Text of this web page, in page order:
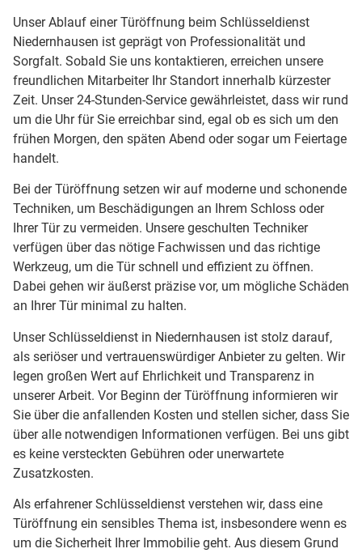
Unser Ablauf einer Türöffnung beim Schlüsseldienst
Niedernhausen ist geprägt von Professionalität und
Sorgfalt. Sobald Sie uns kontaktieren, erreichen unsere
freundlichen Mitarbeiter Ihr Standort innerhalb kürzester
Zeit. Unser 24-Stunden-Service gewährleistet, dass wir rund
um die Uhr für Sie erreichbar sind, egal ob es sich um den
frühen Morgen, den späten Abend oder sogar um Feiertage
handelt.
Bei der Türöffnung setzen wir auf moderne und schonende
Techniken, um Beschädigungen an Ihrem Schloss oder
Ihrer Tür zu vermeiden. Unsere geschulten Techniker
verfügen über das nötige Fachwissen und das richtige
Werkzeug, um die Tür schnell und effizient zu öffnen.
Dabei gehen wir äußerst präzise vor, um mögliche Schäden
an Ihrer Tür minimal zu halten.
Unser Schlüsseldienst in Niedernhausen ist stolz darauf,
als seriöser und vertrauenswürdiger Anbieter zu gelten. Wir
legen großen Wert auf Ehrlichkeit und Transparenz in
unserer Arbeit. Vor Beginn der Türöffnung informieren wir
Sie über die anfallenden Kosten und stellen sicher, dass Sie
über alle notwendigen Informationen verfügen. Bei uns gibt
es keine versteckten Gebühren oder unerwartete
Zusatzkosten.
Als erfahrener Schlüsseldienst verstehen wir, dass eine
Türöffnung ein sensibles Thema ist, insbesondere wenn es
um die Sicherheit Ihrer Immobilie geht. Aus diesem Grund